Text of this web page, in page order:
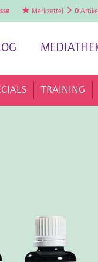
Merkzettel 0 Artikel
TRAINING